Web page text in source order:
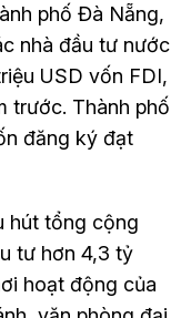
phố Đà Nẵng,
nhà đầu tư nước
USD vốn FDI,
trước. Thành phố
đăng ký đạt
hút tổng cộng
tư hơn 4,3 tỷ
hoạt động của